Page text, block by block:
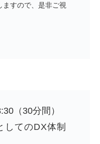
ますので、是非ご視
（30分間）
してのDX体制